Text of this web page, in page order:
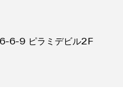
6-9 ピラミデビル2F